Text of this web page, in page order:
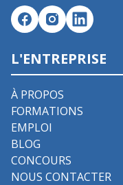
L'ENTREPRISE
À PROPOS
FORMATIONS
EMPLOI
BLOG
CONCOURS
NOUS CONTACTER